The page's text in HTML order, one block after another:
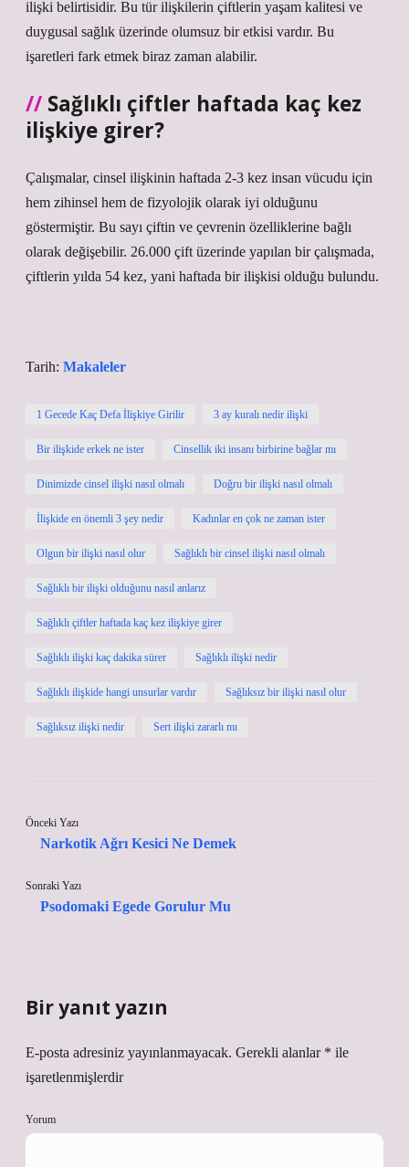
ilişki belirtisidir. Bu tür ilişkilerin çiftlerin yaşam kalitesi ve
duygusal sağlık üzerinde olumsuz bir etkisi vardır. Bu
işaretleri fark etmek biraz zaman alabilir.
Sağlıklı çiftler haftada kaç kez
ilişkiye girer?
Çalışmalar, cinsel ilişkinin haftada 2-3 kez insan vücudu için
hem zihinsel hem de fizyolojik olarak iyi olduğunu
göstermiştir. Bu sayı çiftin ve çevrenin özelliklerine bağlı
olarak değişebilir. 26.000 çift üzerinde yapılan bir çalışmada,
çiftlerin yılda 54 kez, yani haftada bir ilişkisi olduğu bulundu.
Tarih: Makaleler
1 Gecede Kaç Defa İlişkiye Girilir 3 ay kuralı nedir ilişki
Bir ilişkide erkek ne ister Cinsellik iki insanı birbirine bağlar mı
Dinimizde cinsel ilişki nasıl olmalı Doğru bir ilişki nasıl olmalı
İlişkide en önemli 3 şey nedir Kadınlar en çok ne zaman ister
Olgun bir ilişki nasıl olur Sağlıklı bir cinsel ilişki nasıl olmalı
Sağlıklı bir ilişki olduğunu nasıl anlarız
Sağlıklı çiftler haftada kaç kez ilişkiye girer
Sağlıklı ilişki kaç dakika sürer Sağlıklı ilişki nedir
Sağlıklı ilişkide hangi unsurlar vardır Sağlıksız bir ilişki nasıl olur
Sağlıksız ilişki nedir Sert ilişki zararlı mı
Önceki Yazı
Narkotik Ağrı Kesici Ne Demek
Sonraki Yazı
Psodomaki Egede Gorulur Mu
Bir yanıt yazın
E-posta adresiniz yayınlanmayacak. Gerekli alanlar * ile
işaretlenmişlerdir
Yorum